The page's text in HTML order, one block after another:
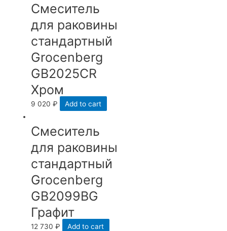
Смеситель
для раковины
стандартный
Grocenberg
GB2025CR
Хром
9 020₽ Add to cart
Смеситель
для раковины
стандартный
Grocenberg
GB2099BG
Графит
12 730₽ Add to cart